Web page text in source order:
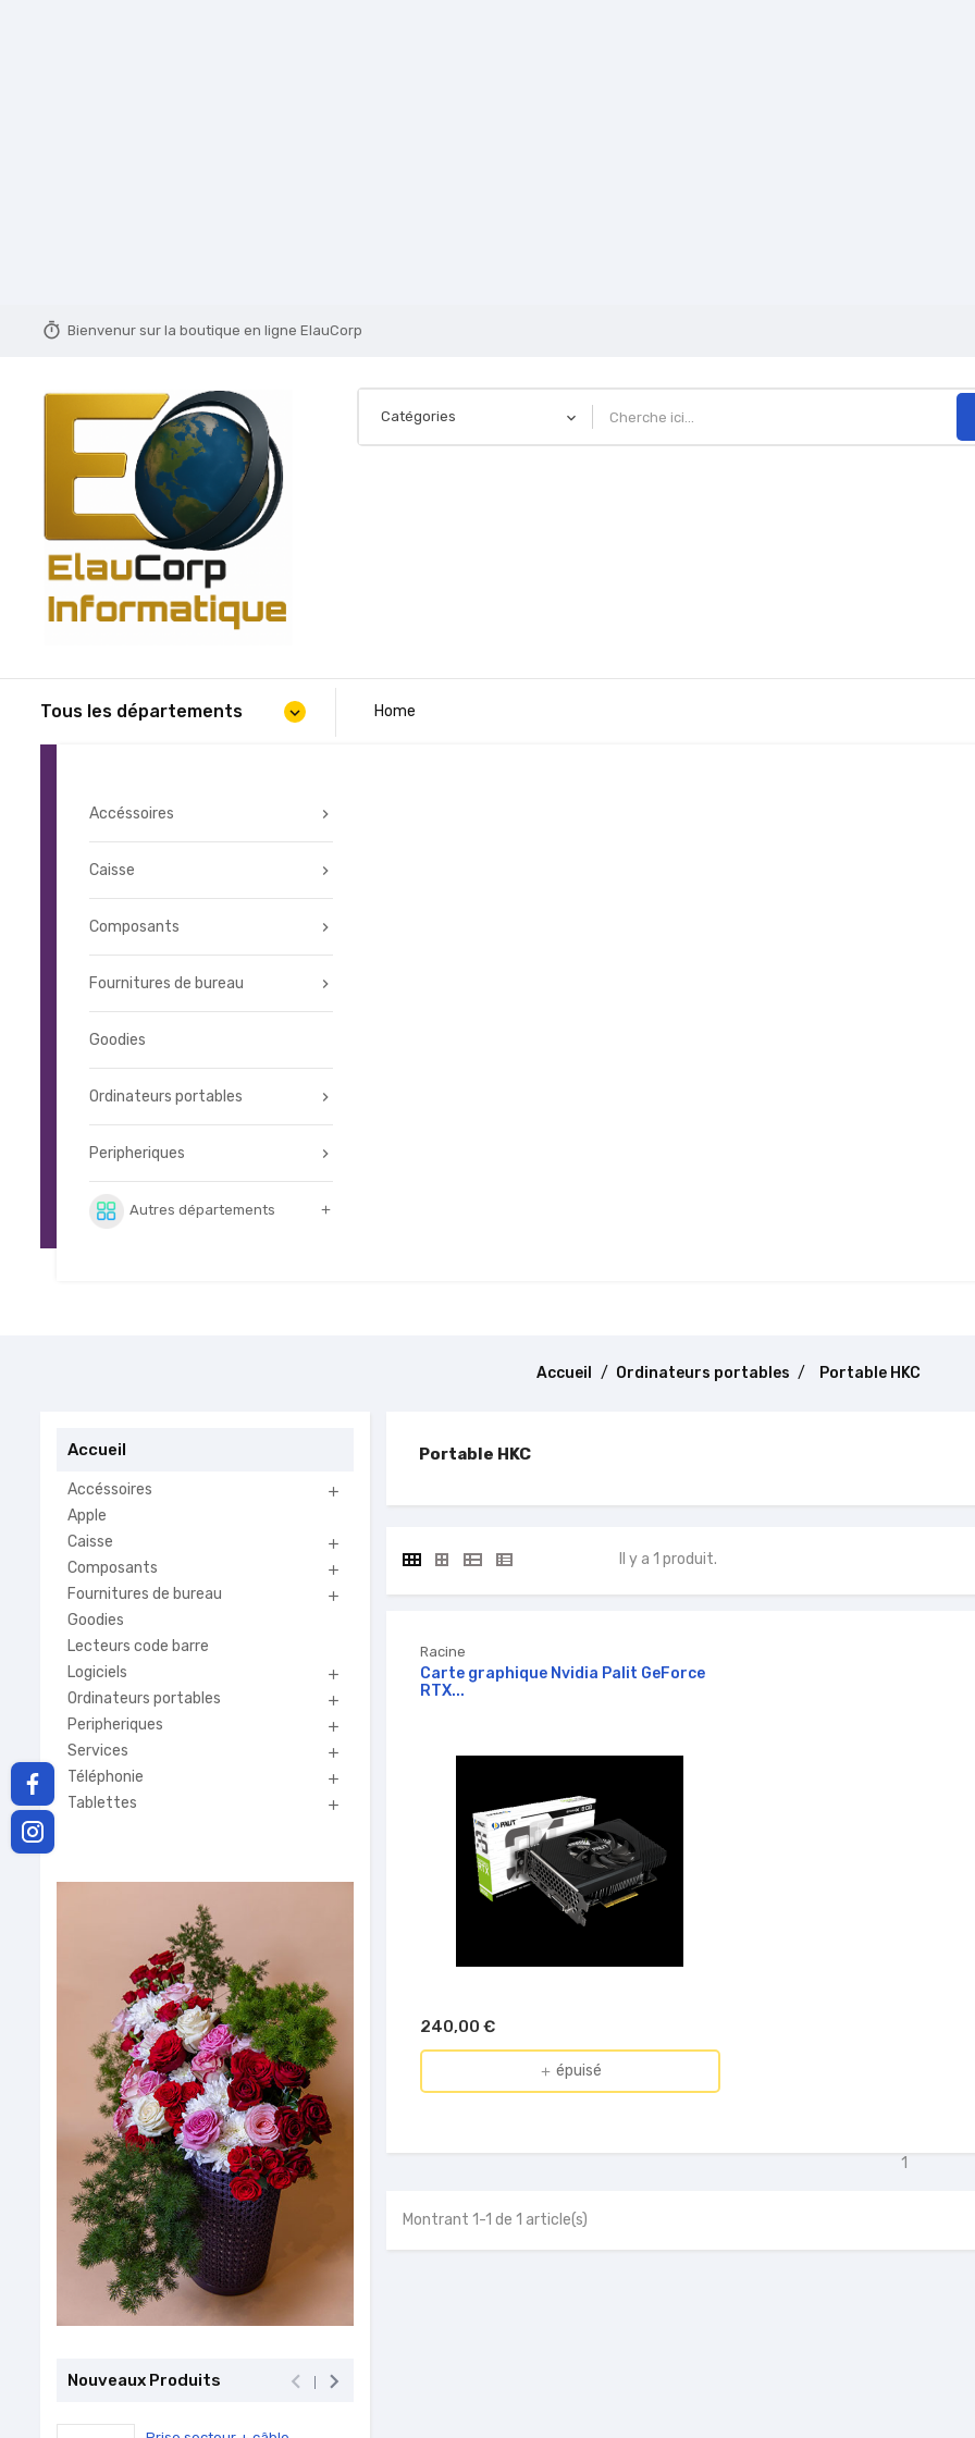
timer Bienvenur sur la boutique en ligne ElauCorp
Home
Tous les départements expand_more
Accéssoires
Caisse
Composants
Fournitures de bureau
Goodies
Ordinateurs portables
Peripheriques
Autres départements 
Accueil Ordinateurs portables Portable HKC
Accueil
Accéssoires 
Apple
Caisse

Composants 
Fournitures de bureau 
Goodies
Lecteurs code barre
Logiciels

Ordinateurs portables 
Peripheriques 
Services 
Téléphonie 
Tablettes 
Nouveaux Produits  
Portable HKC
Il y a 1 produit.
Racine
Carte graphique Nvidia Palit GeForce
RTX...
240,00 €
add épuisé
1
Montrant 1-1 de 1 article(s)